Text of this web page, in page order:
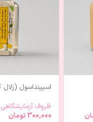
اسپینداسول (زلال
ظروف آزمایشگاهی
300,000 تومان